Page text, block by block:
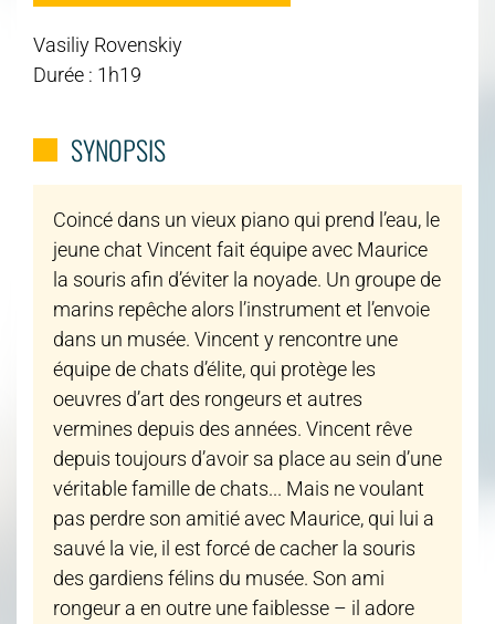
Vasiliy Rovenskiy
Durée : 1h19
SYNOPSIS
Coincé dans un vieux piano qui prend l’eau, le
jeune chat Vincent fait équipe avec Maurice
la souris afin d’éviter la noyade. Un groupe de
marins repêche alors l’instrument et l’envoie
dans un musée. Vincent y rencontre une
équipe de chats d’élite, qui protège les
oeuvres d’art des rongeurs et autres
vermines depuis des années. Vincent rêve
depuis toujours d’avoir sa place au sein d’une
véritable famille de chats... Mais ne voulant
pas perdre son amitié avec Maurice, qui lui a
sauvé la vie, il est forcé de cacher la souris
des gardiens félins du musée. Son ami
rongeur a en outre une faiblesse – il adore